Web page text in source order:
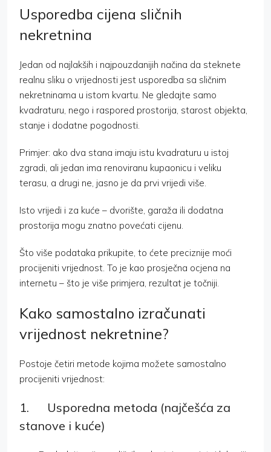
Usporedba cijena sličnih
nekretnina
Jedan od najlakših i najpouzdanijih načina da steknete
realnu sliku o vrijednosti jest usporedba sa sličnim
nekretninama u istom kvartu. Ne gledajte samo
kvadraturu, nego i raspored prostorija, starost objekta,
stanje i dodatne pogodnosti.
Primjer: ako dva stana imaju istu kvadraturu u istoj
zgradi, ali jedan ima renoviranu kupaonicu i veliku
terasu, a drugi ne, jasno je da prvi vrijedi više.
Isto vrijedi i za kuće – dvorište, garaža ili dodatna
prostorija mogu znatno povećati cijenu.
Što više podataka prikupite, to ćete preciznije moći
procijeniti vrijednost. To je kao prosječna ocjena na
internetu – što je više primjera, rezultat je točniji.
Kako samostalno izračunati
vrijednost nekretnine?
Postoje četiri metode kojima možete samostalno
procijeniti vrijednost:
1. Usporedna metoda (najčešća za
stanove i kuće)